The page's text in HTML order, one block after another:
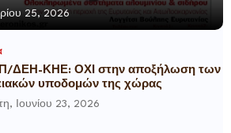
25, 2026
ΔΕΗ-ΚΗΕ: ΟΧΙ στην αποξήλωση των
υποδομών της χώρας
Ιουνίου 23, 2026